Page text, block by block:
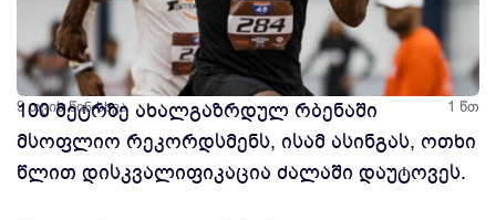
9 თვის წინ სხვა 1 წთ
100 მეტრზე ახალგაზრდულ რბენაში
მსოფლიო რეკორდსმენს, ისამ ასინგას, ოთხი
წლით დისკვალიფიკაცია ძალაში დაუტოვეს.